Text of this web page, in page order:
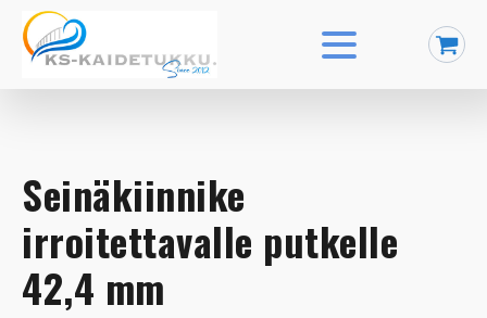
Seinäkiinnike
irroitettavalle putkelle
42,4 mm